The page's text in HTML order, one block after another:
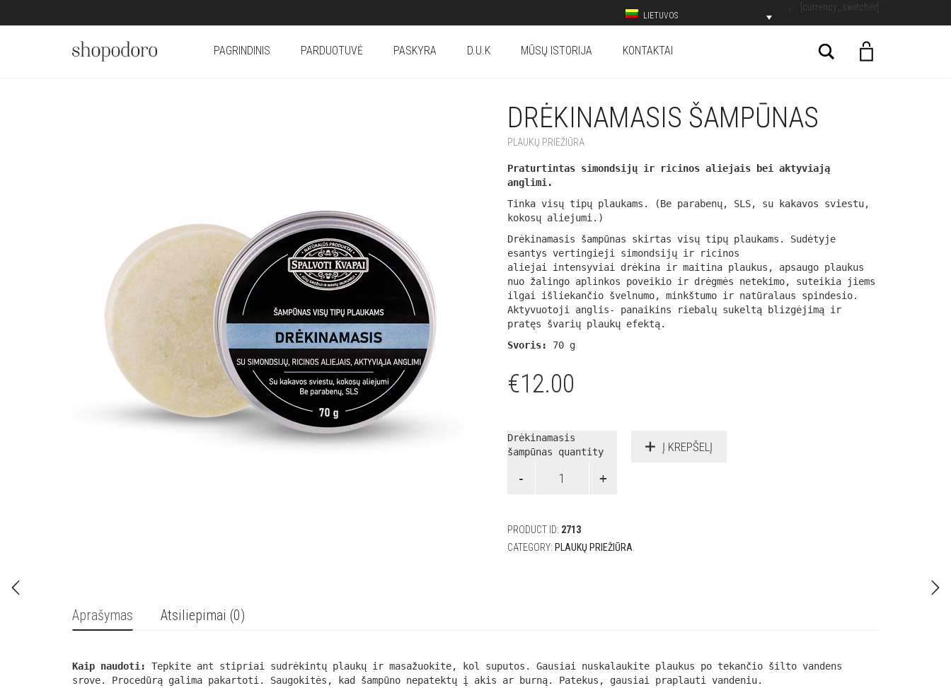
LIETUVOS
[currency_switcher]
PAGRINDINIS PARDUOTUVĖ PASKYRA D.U.K MŪSŲ ISTORIJA KONTAKTAI Search
DRĖKINAMASIS ŠAMPŪNAS
PLAUKŲ PRIEŽIŪRA
Praturtintas simondsijų ir ricinos aliejais bei aktyviają
anglimi.
Tinka visų tipų plaukams. (Be parabenų, SLS, su kakavos sviestu,
kokosų aliejumi.)
Drėkinamasis šampūnas skirtas visų tipų plaukams. Sudėtyje
esantys vertingieji simondsijų ir ricinos
aliejai intensyviai drėkina ir maitina plaukus, apsaugo plaukus
nuo žalingo aplinkos poveikio ir drėgmės netekimo, suteikia jiems
ilgai išliekančio švelnumo, minkštumo ir natūralaus spindesio.
Aktyvuotoji anglis- panaikins riebalų sukeltą blizgėjimą ir
pratęs švarių plaukų efektą.
Svoris:
70 g
€12.00
Drėkinamasis
šampūnas quantity
Į KREPŠELĮ
PRODUCT ID: 2713
CATEGORY: PLAUKŲ PRIEŽIŪRA
Aprašymas Atsiliepimai (0)
Kaip naudoti:
Tepkite ant stipriai sudrėkintų plaukų ir masažuokite, kol suputos. Gausiai nuskalaukite plaukus po tekančio šilto vandens
srove. Procedūrą galima pakartoti. Saugokitės, kad šampūno nepatektų į akis ar burną. Patekus, gausiai praplauti vandeniu.